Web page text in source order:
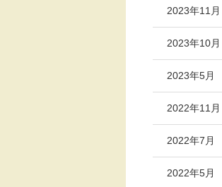
2023年11月
2023年10月
2023年5月
2022年11月
2022年7月
2022年5月